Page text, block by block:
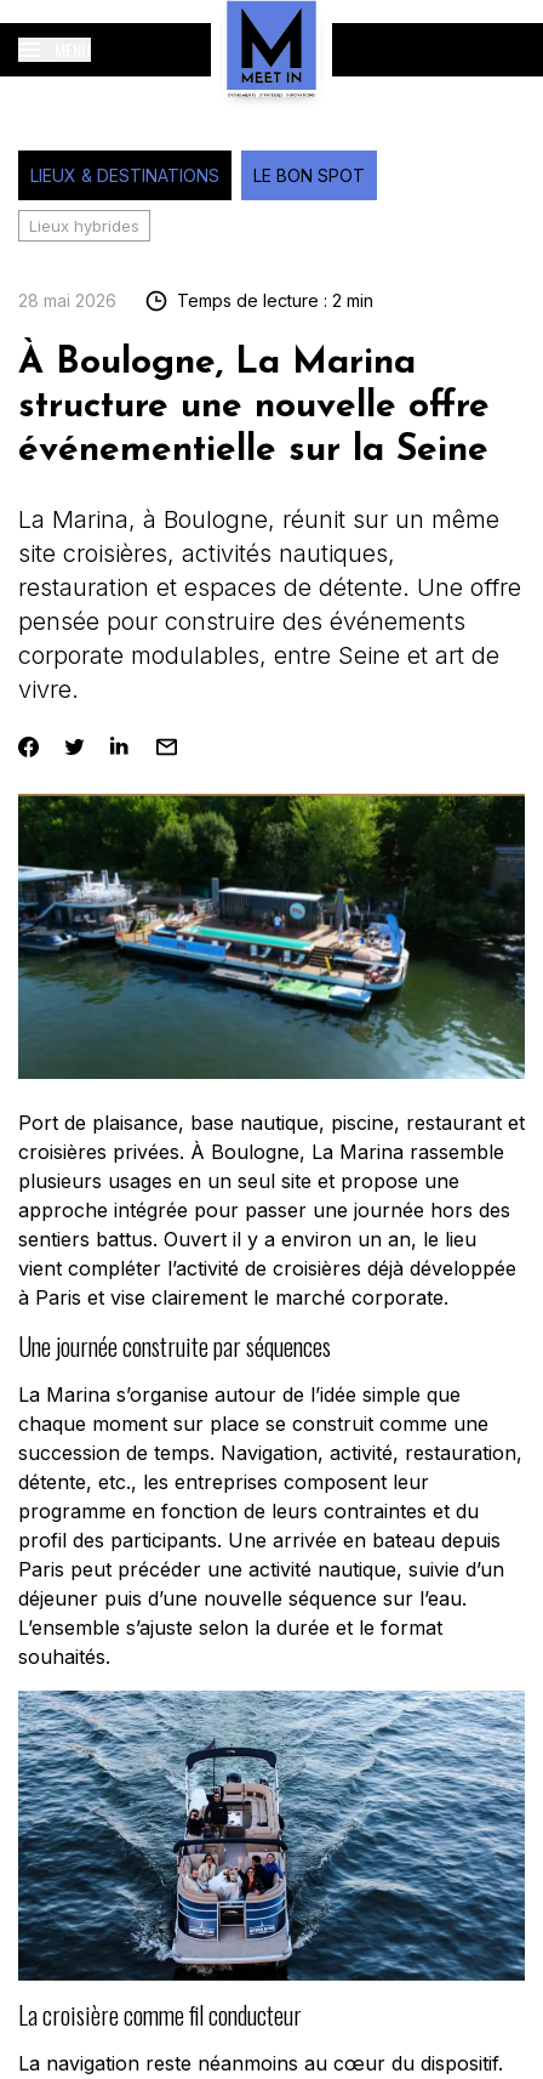
LIEUX & DESTINATIONS LE BON SPOT
Lieux hybrides
28 mai 2026 Temps de lecture : 2 min
À Boulogne, La Marina
structure une nouvelle offre
événementielle sur la Seine
La Marina, à Boulogne, réunit sur un même
site croisières, activités nautiques,
restauration et espaces de détente. Une offre
pensée pour construire des événements
corporate modulables, entre Seine et art de
vivre.
Port de plaisance, base nautique, piscine, restaurant et
croisières privées. À Boulogne, La Marina rassemble
plusieurs usages en un seul site et propose une
approche intégrée pour passer une journée hors des
sentiers battus. Ouvert il y a environ un an, le lieu
vient compléter l’activité de croisières déjà développée
à Paris et vise clairement le marché corporate.
Une journée construite par séquences
La Marina s’organise autour de l’idée simple que
chaque moment sur place se construit comme une
succession de temps. Navigation, activité, restauration,
détente, etc., les entreprises composent leur
programme en fonction de leurs contraintes et du
profil des participants. Une arrivée en bateau depuis
Paris peut précéder une activité nautique, suivie d’un
déjeuner puis d’une nouvelle séquence sur l’eau.
L’ensemble s’ajuste selon la durée et le format
souhaités.
La croisière comme fil conducteur
La navigation reste néanmoins au cœur du dispositif.